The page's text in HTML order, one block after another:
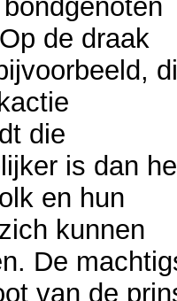
de draak
die
is dan
en hun
kunnen
De
van de